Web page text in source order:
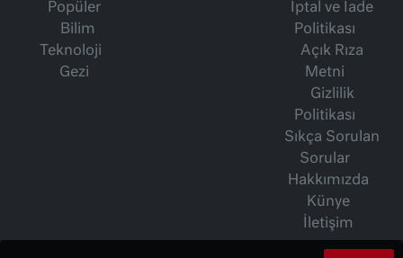
Popüler
Bilim
Teknoloji
Gezi
İptal ve İade
Politikası
Açık Rıza
Metni
Gizlilik
Politikası
Sıkça Sorulan
Sorular
Hakkımızda
Künye
İletişim